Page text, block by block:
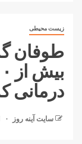
زیست محیطی
طوفان
درمانی
سایت آینه‌ روز